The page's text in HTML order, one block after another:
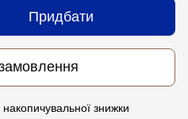
Придбати
знижки